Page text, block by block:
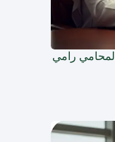
المحامي رامي